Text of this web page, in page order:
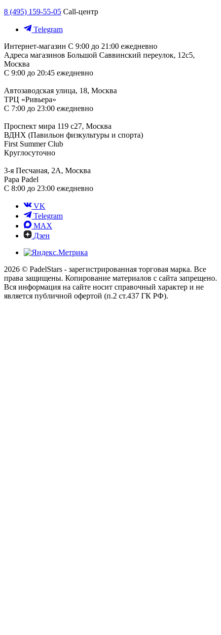
8 (495) 159-55-05 Call-центр
Telegram
Интернет-магазин С 9:00 до 21:00 ежедневно
Адреса магазинов Большой Саввинский переулок, 12с5,
Москва
С 9:00 до 20:45 ежедневно
Автозаводская улица, 18, Москва
ТРЦ «Ривьера»
С 7:00 до 23:00 ежедневно
Проспект мира 119 с27, Москва
ВДНХ (Павильон физкультуры и спорта)
First Summer Club
Круглосуточно
3-я Песчаная, 2А, Москва
Papa Padel
С 8:00 до 23:00 ежедневно
VK
Telegram
MAX
Дзен
2026 © PadelStars - зарегистрированная торговая марка. Все
права защищены. Копирование материалов с сайта запрещено.
Вся информация на сайте носит справочный характер и не
является публичной офертой (п.2 ст.437 ГК РФ).